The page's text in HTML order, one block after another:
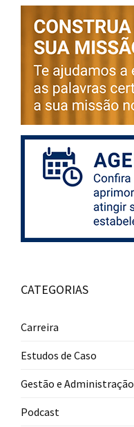
CATEGORIAS
Carreira
Estudos de Caso
Gestão e Administração
Podcast